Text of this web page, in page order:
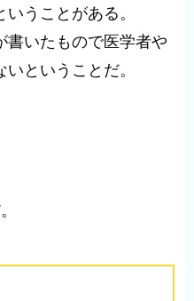
うことがある。
書いたもので医学者や
ということだ。